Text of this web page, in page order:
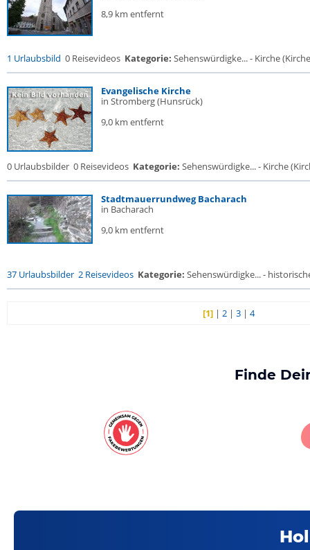
8,9 km entfernt
1 Urlaubsbild 0 Reisevideos Kategorie: Sehenswürdigke... - Kirche
Evangelische Kirche
in Stromberg (Hunsrück)
9,0 km entfernt
0 Urlaubsbilder 0 Reisevideos Kategorie: Sehenswürdigke... - Kirche
Stadtmauerrundweg Bacharach
in Bacharach
9,0 km entfernt
37 Urlaubsbilder 2 Reisevideos Kategorie: Sehenswürdigke... -
[1] |2 |3 |4
Finde